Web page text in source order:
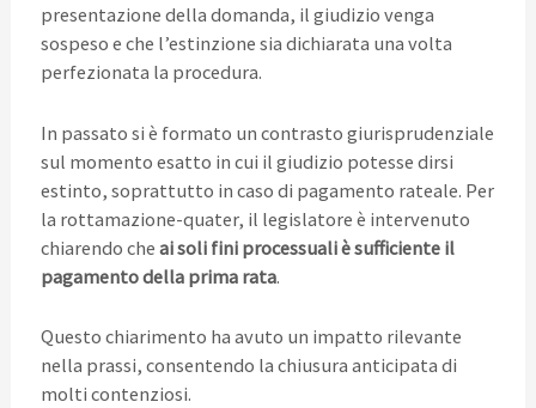
presentazione della domanda, il giudizio venga
sospeso e che l’estinzione sia dichiarata una volta
perfezionata la procedura.
In passato si è formato un contrasto giurisprudenziale
sul momento esatto in cui il giudizio potesse dirsi
estinto, soprattutto in caso di pagamento rateale. Per
la rottamazione-quater, il legislatore è intervenuto
chiarendo che ai soli fini processuali è sufficiente il
pagamento della prima rata.
Questo chiarimento ha avuto un impatto rilevante
nella prassi, consentendo la chiusura anticipata di
molti contenziosi.